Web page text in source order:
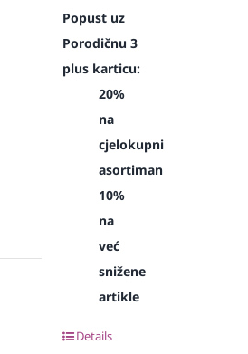
Popust uz
Porodičnu 3
plus karticu:
20%
na
cjelokupni
asortiman
10%
na
već
snižene
artikle
Details